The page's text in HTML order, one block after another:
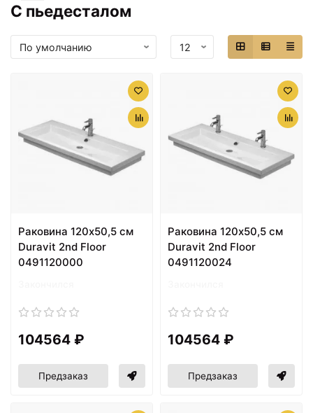
С пьедесталом
Раковина 120х50,5 см
Duravit 2nd Floor
0491120000
104564 ₽
Предзаказ
Раковина 120х50,5 см
Duravit 2nd Floor
0491120024
104564 ₽
Предзаказ